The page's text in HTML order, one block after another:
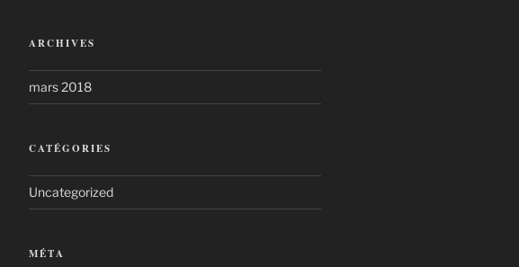
ARCHIVES
mars 2018
CATÉGORIES
Uncategorized
MÉTA